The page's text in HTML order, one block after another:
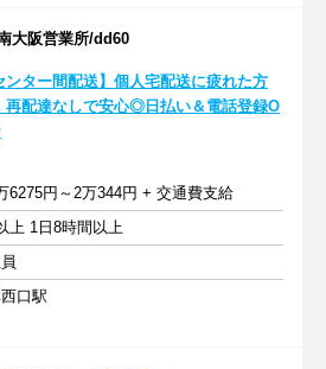
大阪営業所/dd60
ンター間配送】個人宅配送に疲れた方
再配達なしで安心◎日払い＆電話登録O
6275円～2万344円 + 交通費支給
上 1日8時間以上
口駅